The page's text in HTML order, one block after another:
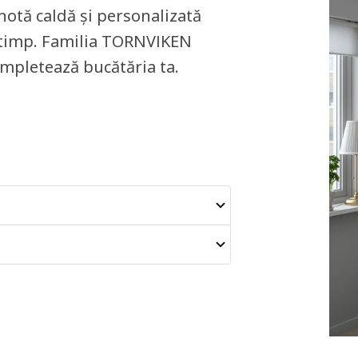
caldă și personalizată
Familia TORNVIKEN
bucătăria ta.